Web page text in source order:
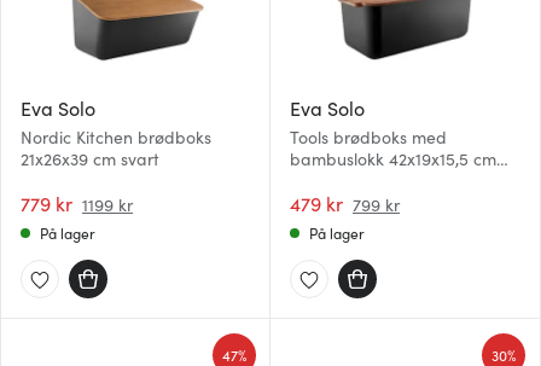
Eva Solo
Nordic Kitchen brødboks
21x26x39 cm svart
779 kr 1199 kr
På lager
Eva Solo
Tools brødboks med
bambuslokk 42x19x15,5 cm
479 kr 799 kr
På lager
47% 30%